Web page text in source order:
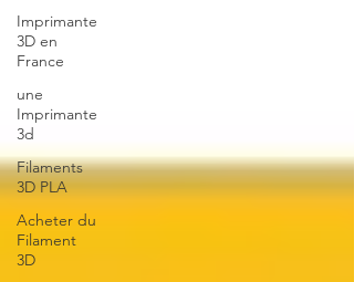
Imprimante
3D en
France
une
Imprimante
3d
Filaments
3D PLA
Acheter du
Filament
3D